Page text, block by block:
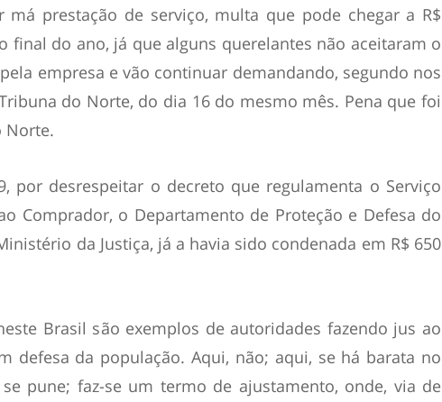
má prestação de serviço, multa que pode chegar a R$
final do ano, já que alguns querelantes não aceitaram o
empresa e vão continuar demandando, segundo nos
do Norte, do dia 16 do mesmo mês. Pena que foi
Norte.
por desrespeitar o decreto que regulamenta o Serviço
Comprador, o Departamento de Proteção e Defesa do
da Justiça, já a havia sido condenada em R$ 650
Brasil são exemplos de autoridades fazendo jus ao
defesa da população. Aqui, não; aqui, se há barata no
pune; faz-se um termo de ajustamento, onde, via de